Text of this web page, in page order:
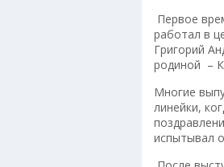
Первое
работал в
Григорий
родиной –
Многие
линейки,
испытывал